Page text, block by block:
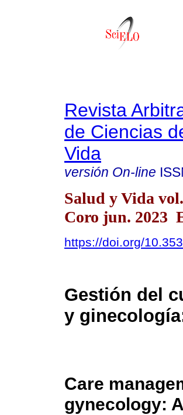
Revista
de Ciencias
Vida
versión On-line
Salud y Vida
Coro jun. 2023
https://doi.org/
Gestión del
y
Care
gynecology: